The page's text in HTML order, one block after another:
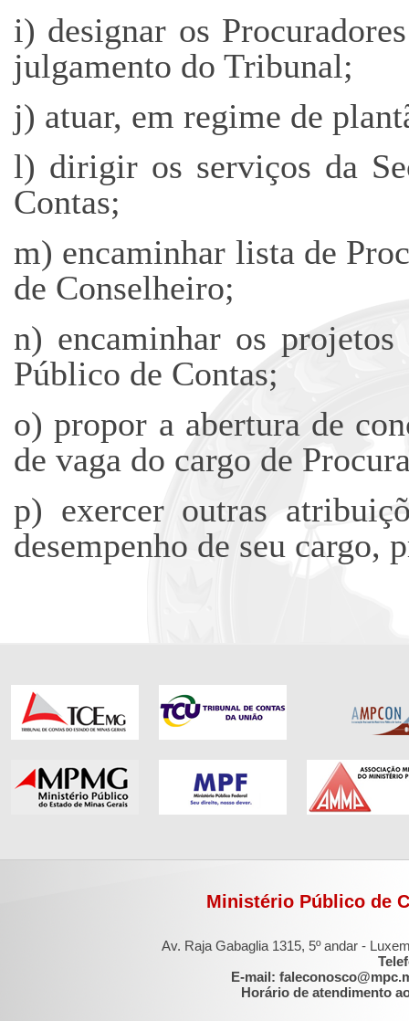
i) designar os
julgamento do Tribunal;
j) atuar, em regime de
l) dirigir os serviços da
Contas;
m) encaminhar lista de
de Conselheiro;
n) encaminhar os
Público de Contas;
o) propor a abertura de
de vaga do cargo de
p) exercer outras
desempenho de seu cargo,
Ministério Público de
Av. Raja Gabaglia 1315, 5º andar -
E-mail:
Horário de atendimento